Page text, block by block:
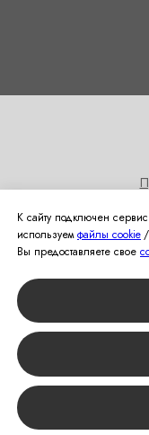
© 2024
К сайту подключен
используемфайлы cookie/
Вы предоставляете свое